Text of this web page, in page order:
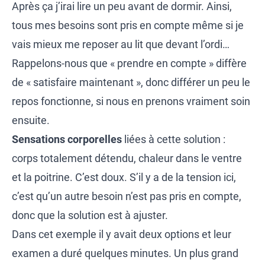
Après ça j’irai lire un peu avant de dormir. Ainsi,
tous mes besoins sont pris en compte même si je
vais mieux me reposer au lit que devant l’ordi…
Rappelons-nous que « prendre en compte » diffère
de « satisfaire maintenant », donc différer un peu le
repos fonctionne, si nous en prenons vraiment soin
ensuite.
Sensationscorporelles liées à cette solution :
corps totalement détendu, chaleur dans le ventre
et la poitrine. C’est doux. S’il y a de la tension ici,
c’est qu’un autre besoin n’est pas pris en compte,
donc que la solution est à ajuster.
Dans cet exemple il y avait deux options et leur
examen a duré quelques minutes. Un plus grand